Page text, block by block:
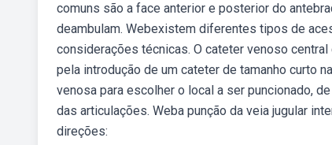
comuns são a face anterior e posterior do
deambulam. Webexistem diferentes tipos de
considerações técnicas. O cateter venoso
pela introdução de um cateter de tamanho curto
venosa para escolher o local a ser puncionado,
das articulações. Weba punção da veia jugular
direções: